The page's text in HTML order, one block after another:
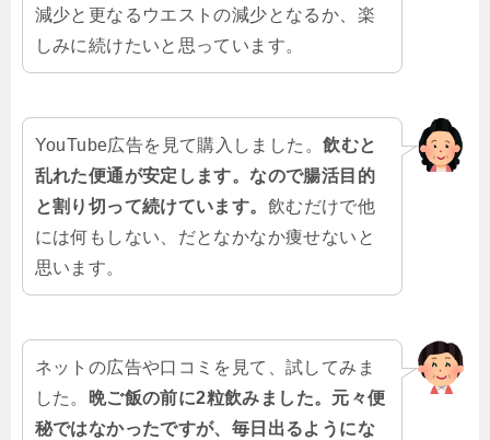
減少と更なるウエストの減少となるか、楽
しみに続けたいと思っています。
YouTube広告を見て購入しました。飲むと
乱れた便通が安定します。なので腸活目的
と割り切って続けています。 飲むだけで他
には何もしない、だとなかなか痩せないと
思います。
ネットの広告や口コミを見て、試してみま
した。
晩ご飯の前に2粒飲みました。元々便
秘ではなかったですが、毎日出るようにな